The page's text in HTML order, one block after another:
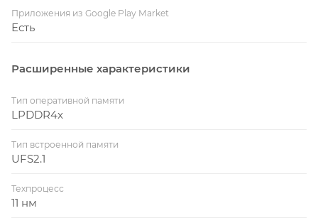
Приложения из Google Play Market
Есть
Расширенные характеристики
Тип оперативной памяти
LPDDR4x
Тип встроенной памяти
UFS2.1
Техпроцесс
11 нм